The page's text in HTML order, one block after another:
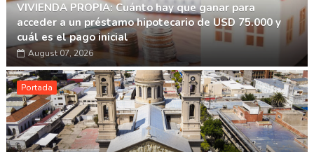
VIVIENDA PROPIA: Cuánto hay que ganar para
acceder a un préstamo hipotecario de USD 75.000 y
cuál es el pago inicial
August 07, 2026
Portada